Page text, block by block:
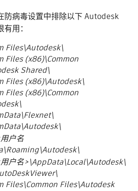
防病毒设置中排除以下 Autodesk
用：
Files\Autodesk\
Files (x86)\Common
Shared\
Files (x86)\Autodesk\
Files (x86)\Common
户名
户名>\AppData\Local\Autodesk\
Files\Common Files\Autodesk